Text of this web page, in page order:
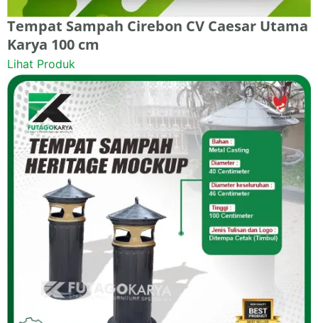
Tempat Sampah Cirebon CV Caesar Utama
Karya 100 cm
Lihat Produk